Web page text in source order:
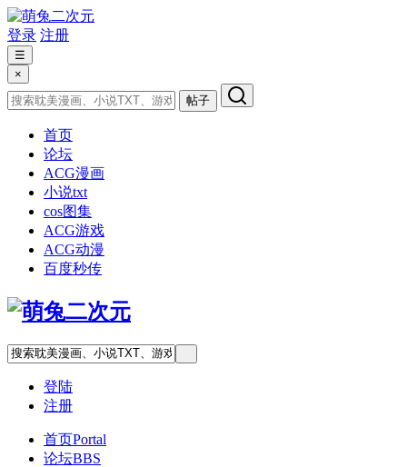
登录 注册
☰
×
帖子
首页
论坛
ACG漫画
小说txt
cos图集
ACG游戏
ACG动漫
百度秒传
登陆
注册
首页Portal
论坛BBS